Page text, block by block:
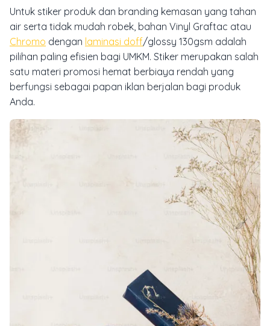
Untuk stiker produk dan branding kemasan yang tahan
air serta tidak mudah robek, bahan Vinyl Graftac atau
Chromo dengan laminasi doff/glossy 130gsm adalah
pilihan paling efisien bagi UMKM. Stiker merupakan salah
satu materi promosi hemat berbiaya rendah yang
berfungsi sebagai papan iklan berjalan bagi produk
Anda.